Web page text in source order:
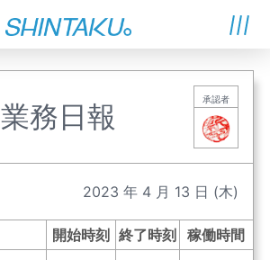
業務日報 承認者
2023 年 4 月 13 日 (木)
開始時刻 終了時刻 稼働時間